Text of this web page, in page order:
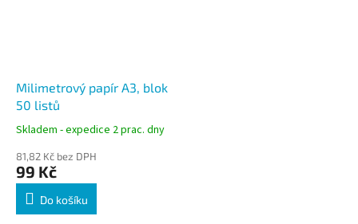
Milimetrový papír A3, blok
50 listů
Skladem - expedice 2 prac. dny
81,82 Kč bez DPH
99 Kč
Do košíku